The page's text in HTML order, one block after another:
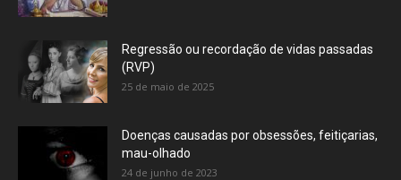
Regressão ou recordação de vidas passadas
(RVP)
25 de maio de 2025
Doenças causadas por obsessões, feitiçarias,
mau-olhado
24 de junho de 2023